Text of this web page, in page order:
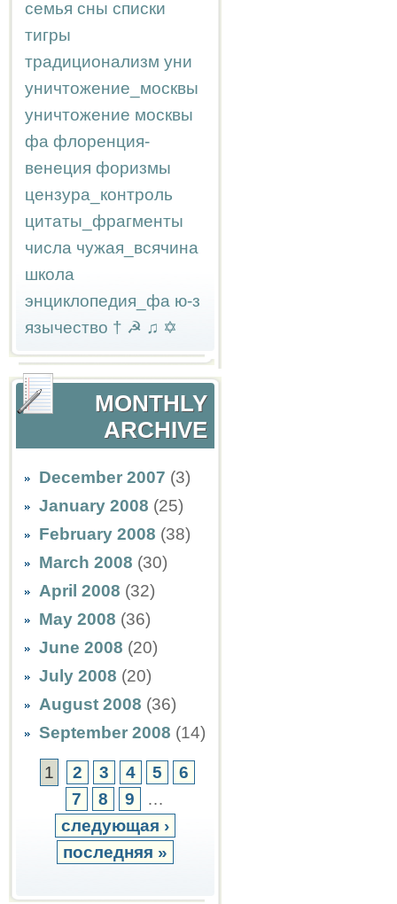
семья сны списки
тигры
традиционализм уни
уничтожение_москвы
уничтожение москвы
фа флоренция-
венеция форизмы
цензура_контроль
цитаты_фрагменты
числа чужая_всячина
школа
энциклопедия_фа ю-з
язычество † ☭ ♫ ✡
MONTHLY
ARCHIVE
December 2007 (3)
January 2008 (25)
February 2008 (38)
March 2008 (30)
April 2008 (32)
May 2008 (36)
June 2008 (20)
July 2008 (20)
August 2008 (36)
September 2008 (14)
1 2 3 4 5
6
7
8 9
…
следующая ›
последняя »